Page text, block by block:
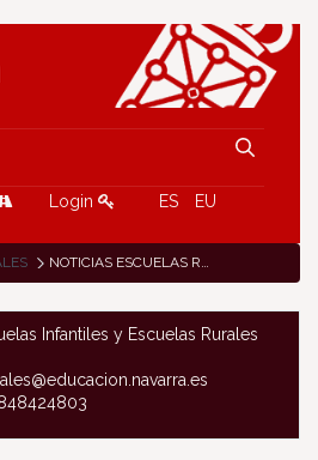
Login ES EU
NOTICIAS ESCUELAS RURALES
Infantiles y Escuelas Rurales